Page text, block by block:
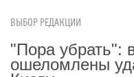
ВЫБОР РЕДАКЦИИ
"Пора убрать":
ошеломлены